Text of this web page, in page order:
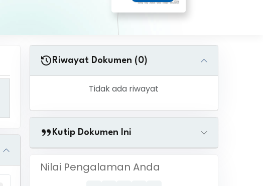
Penghargaan JDIH
Riwayat Dokumen (0)
Tidak ada riwayat
Kutip Dokumen Ini
Nilai Pengalaman Anda